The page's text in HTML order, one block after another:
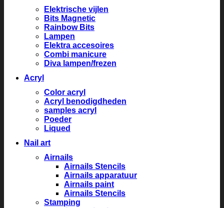
Elektrische vijlen
Bits Magnetic
Rainbow Bits
Lampen
Elektra accesoires
Combi manicure
Diva lampen/frezen
Acryl
Color acryl
Acryl benodigdheden
samples acryl
Poeder
Liqued
Nail art
Airnails
Airnails Stencils
Airnails apparatuur
Airnails paint
Airnails Stencils
Stamping